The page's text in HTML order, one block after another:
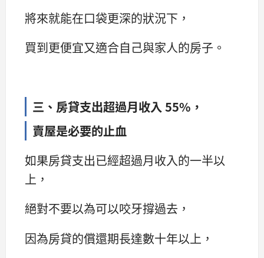
將來就能在口袋更深的狀況下，
買到更便宜又適合自己與家人的房子。
三、房貸支出超過月收入 55%，
賣屋是必要的止血
如果房貸支出已經超過月收入的一半以
上，
絕對不要以為可以咬牙撐過去，
因為房貸的償還期長達數十年以上，